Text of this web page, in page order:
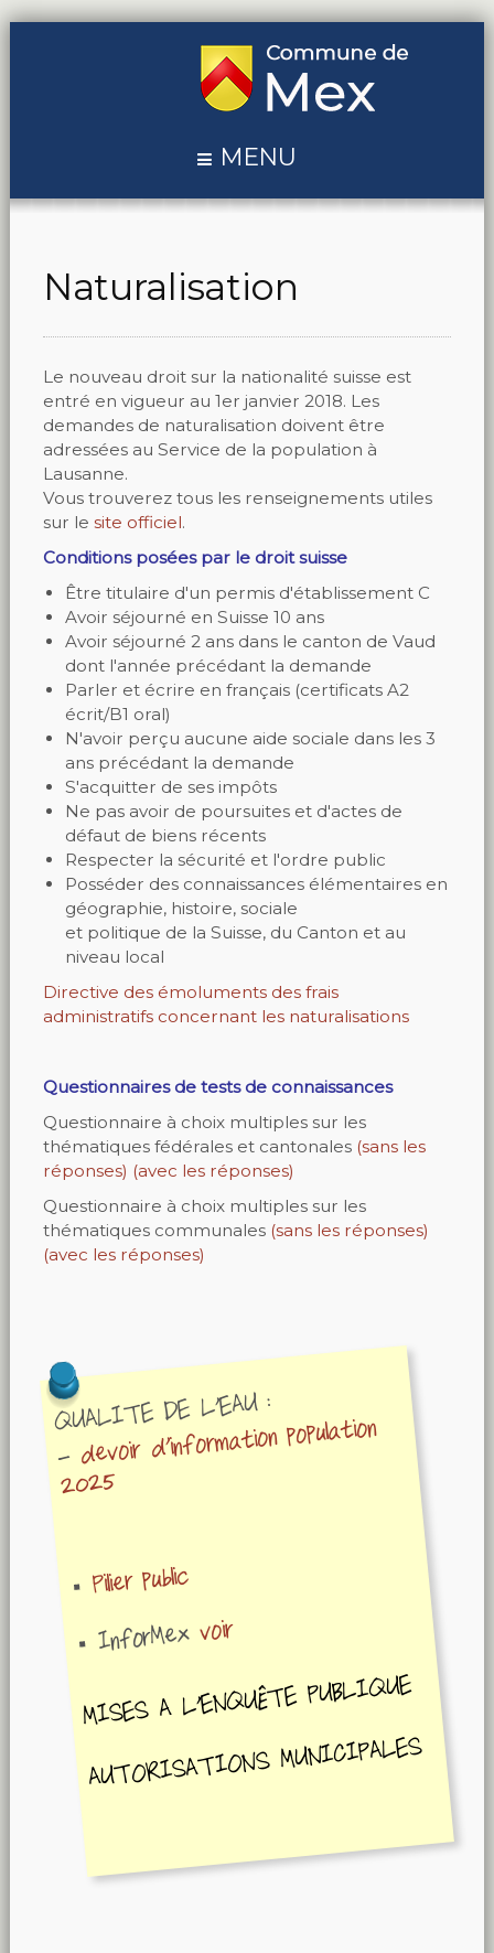
MENU
Naturalisation
Le nouveau droit sur la nationalité suisse est
entré en vigueur au 1er janvier 2018. Les
demandes de naturalisation doivent être
adressées au Service de la population à
Lausanne.
Vous trouverez tous les renseignements utiles
sur le site officiel.
Conditions posées par le droit suisse
Être titulaire d'un permis d'établissement C
Avoir séjourné en Suisse 10 ans
Avoir séjourné 2 ans dans le canton de Vaud
dont l'année précédant la demande
Parler et écrire en français (certificats A2
écrit/B1 oral)
N'avoir perçu aucune aide sociale dans les 3
ans précédant la demande
S'acquitter de ses impôts
Ne pas avoir de poursuites et d'actes de
défaut de biens récents
Respecter la sécurité et l'ordre public
Posséder des connaissances élémentaires en
géographie, histoire, sociale
et politique de la Suisse, du Canton et au
niveau local
Directive des émoluments des frais
administratifs concernant les naturalisations
Questionnaires de tests de connaissances
Questionnaire à choix multiples sur les
thématiques fédérales et cantonales (sans les
réponses) (avec les réponses)
Questionnaire à choix multiples sur les
thématiques communales (sans les réponses)
(avec les réponses)
QUALITE DE L'EAU :
-devoir d'information population
2025
Pilier public
InforMexvoir
MISES A L'ENQUÊTE PUBLIQUE
AUTORISATIONS MUNICIPALES